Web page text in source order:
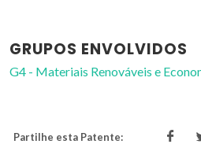
GRUPOS ENVOLVIDOS
G4 - Materiais Renováveis e
Partilhe esta Patente: